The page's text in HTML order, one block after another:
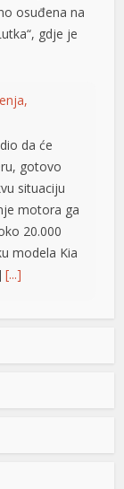
osuđena na
gdje je
da će
gotovo
situaciju
motora ga
20.000
modela Kia
[...]
Visoki
da
priznaju
bonska